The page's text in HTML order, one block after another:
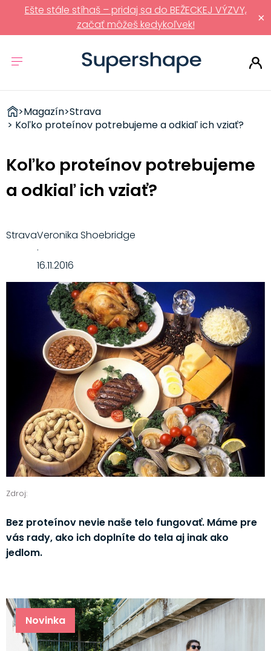
×
Ešte stále stíhaš – pridaj sa do BEŽECKEJ VÝZVY,
začať môžeš kedykoľvek!
ZDRAVÉ
RÝCHLOVKY
>Magazín>Strava
> Koľko proteínov potrebujeme a odkiaľ ich vziať?
Koľko proteínov potrebujeme
a odkiaľ ich vziať?
Zdroj:
Bez proteínov nevie naše telo fungovať. Máme pre
vás rady, ako ich doplníte do tela aj inak ako
jedlom.
Novinka
StravaVeronika Shoebridge
·
16.11.2016